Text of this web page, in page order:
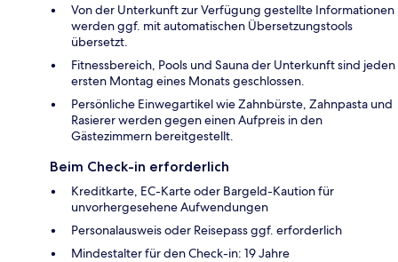
Von der Unterkunft zur Verfügung gestellte Informationen
werden ggf. mit automatischen Übersetzungstools
übersetzt.
Fitnessbereich, Pools und Sauna der Unterkunft sind jeden
ersten Montag eines Monats geschlossen.
Persönliche Einwegartikel wie Zahnbürste, Zahnpasta und
Rasierer werden gegen einen Aufpreis in den
Gästezimmern bereitgestellt.
Beim Check-in erforderlich
Kreditkarte, EC-Karte oder Bargeld-Kaution für
unvorhergesehene Aufwendungen
Personalausweis oder Reisepass ggf. erforderlich
Mindestalter für den Check-in: 19 Jahre